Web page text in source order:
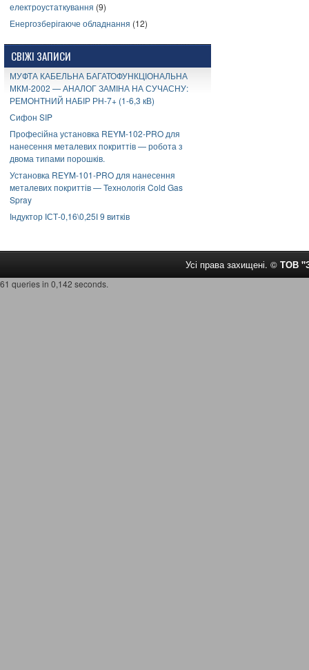
електроустаткування (9)
Енергозберігаюче обладнання (12)
СВІЖІ ЗАПИСИ
МУФТА КАБЕЛЬНА БАГАТОФУНКЦІОНАЛЬНА
МКМ-2002 — АНАЛОГ ЗАМІНА НА СУЧАСНУ:
РЕМОНТНИЙ НАБІР РН-7+ (1-6,3 кВ)
Сифон SIP
Професійна установка REYM-102-PRO для
нанесення металевих покриттів — робота з
двома типами порошків.
Установка REYM-101-PRO для нанесення
металевих покриттів — Технологія Cold Gas
Spray
Індуктор ІСТ-0,16\0,25І 9 витків
Усі права захищені. © ТОВ
61 queries in 0,142 seconds.